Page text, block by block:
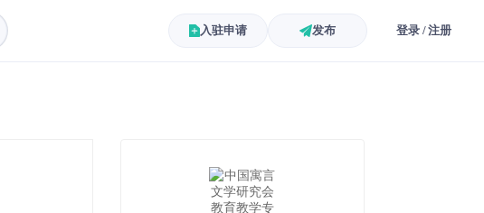
入驻申请 发布 登录 / 注册